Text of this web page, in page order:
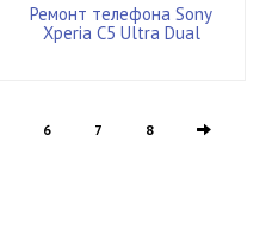
Ремонт телефона Sony
Xperia C5 Ultra Dual
6 7 8